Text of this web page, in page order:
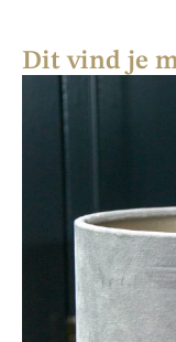
Dit vind je